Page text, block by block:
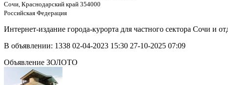
Сочи, Краснодарский край 354000
Российская Федерация
Интернет-издание города-курорта для частного сектора Сочи
В объявлении: 1338 02-04-2023 15:30 27-10-2025 07:09
Объявление ЗОЛОТО